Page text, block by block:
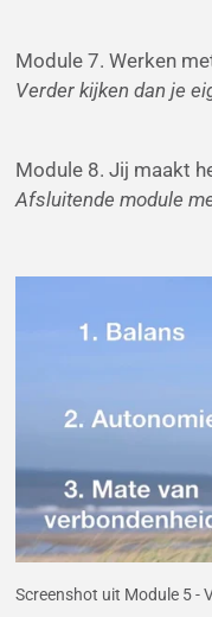
Module 7. Werken
Verder kijken dan je
Module 8. Jij maakt
Afsluitende module
Screenshot uit Module 5 -